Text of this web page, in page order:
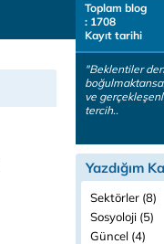
Toplam blog
: 1708
Kayıt tarihi
"Beklentiler
ve
tercih..
Yazdığım
Sektörler (8)
Sosyoloji (5)
Güncel (4)